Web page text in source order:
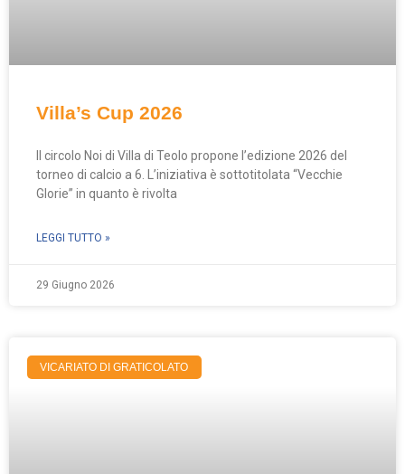
Villa’s Cup 2026
Il circolo Noi di Villa di Teolo propone l’edizione 2026 del
torneo di calcio a 6. L’iniziativa è sottotitolata “Vecchie
Glorie” in quanto è rivolta
LEGGI TUTTO »
29 Giugno 2026
VICARIATO DI GRATICOLATO